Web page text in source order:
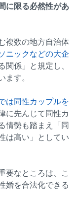
に限る必然性があ
複数の地方自治体
ニックなどの大企
係」と規定し、
す。
は同性カップルを
に先んじて同性カ
情勢も踏まえ「同
は高い」としてい
要なところは、こ
婚を合法化できる